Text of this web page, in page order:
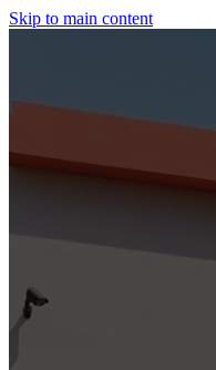
Skip to main content